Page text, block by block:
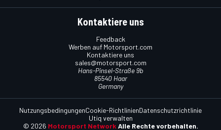
Kontaktiere uns
Feedback
Werben auf Motorsport.com
Kontaktiere uns
sales@motorsport.com
Hans-Pinsel-Straße 9b
85540 Haar
Germany
© 2026 Motorsport Network Alle Rechte vorbehalten.
NutzungsbedingungenCookie-RichtlinienDatenschutzrichtlinie
Utiq verwalten